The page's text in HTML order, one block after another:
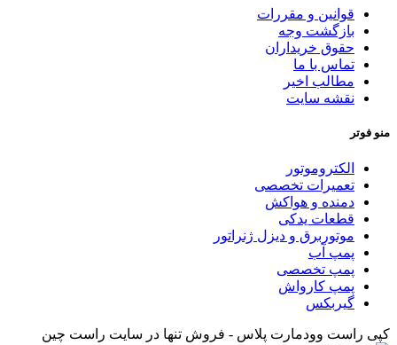
قوانین و مقررات
بازگشت وجه
حقوق خریداران
تماس با ما
مطالب اخیر
نقشه سایت
منو فوتر
الکتروموتور
تعمیرات تخصصی
دمنده و هواکش
قطعات یدکی
موتوربرق و دیزل ژنراتور
پمپ آب
پمپ تخصصی
پمپ کارواش
گیربکس
کپی راست وودمارت پلاس - فروش تنها در سایت راست چین